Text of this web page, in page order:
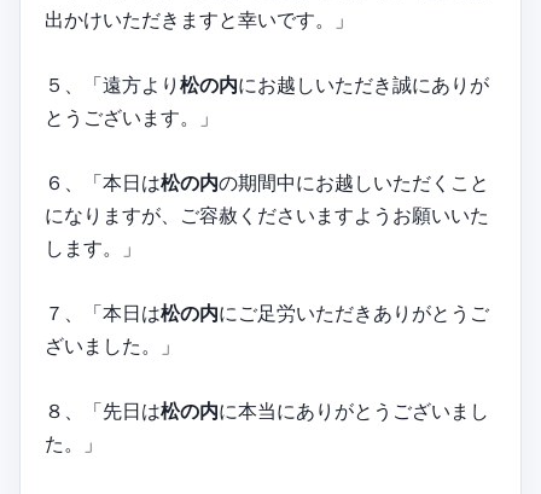
出かけいただきますと幸いです。」
５、「遠方より 松の内にお越しいただき誠にありが
とうございます。」
６、「本日は松の内の期間中にお越しいただくこと
になりますが、ご容赦くださいますようお願いいた
します。」
７、「本日は松の内にご足労いただきありがとうご
ざいました。」
８、「先日は松の内に本当にありがとうございまし
た。」